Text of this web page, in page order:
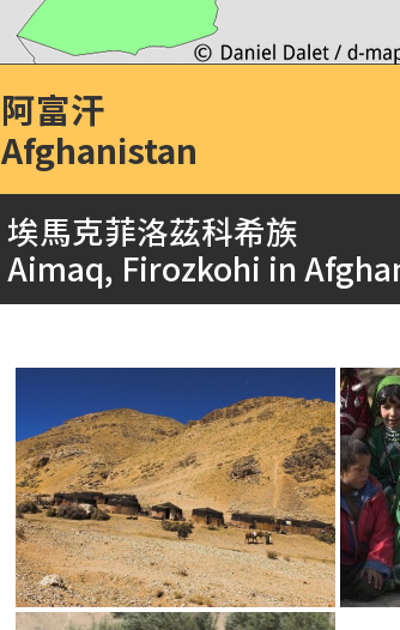
阿富汗
Afghanistan
埃馬克菲洛茲科希族
Aimaq, Firozkohi in